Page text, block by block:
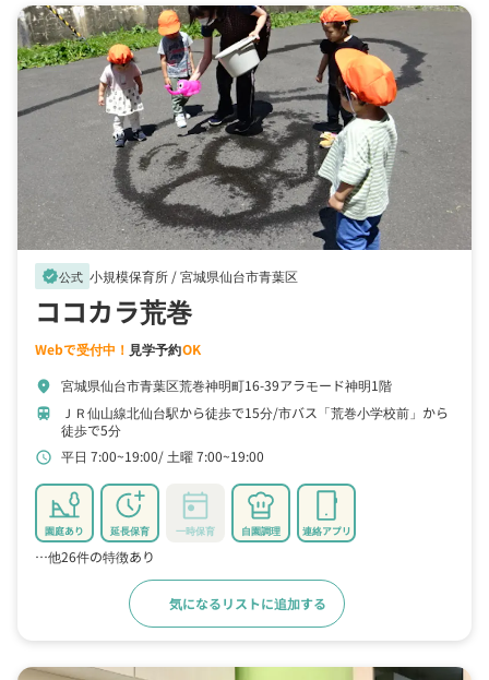
verified公式 小規模保育所 /宮城県仙台市青葉区
ココカラ荒巻
Webで受付中！ 見学予約OK
location_on 宮城県仙台市青葉区荒巻神明町16-39アラモード神明1階
train ＪＲ仙山線北仙台駅から徒歩で15分 市バス「荒巻小学校前」から
徒歩で5分
schedule 平日 7:00~19:00 土曜 7:00~19:00
園庭あり 延長保育 一時保育 自園調理 連絡アプリ
…他26件の特徴あり
気になるリストに追加する